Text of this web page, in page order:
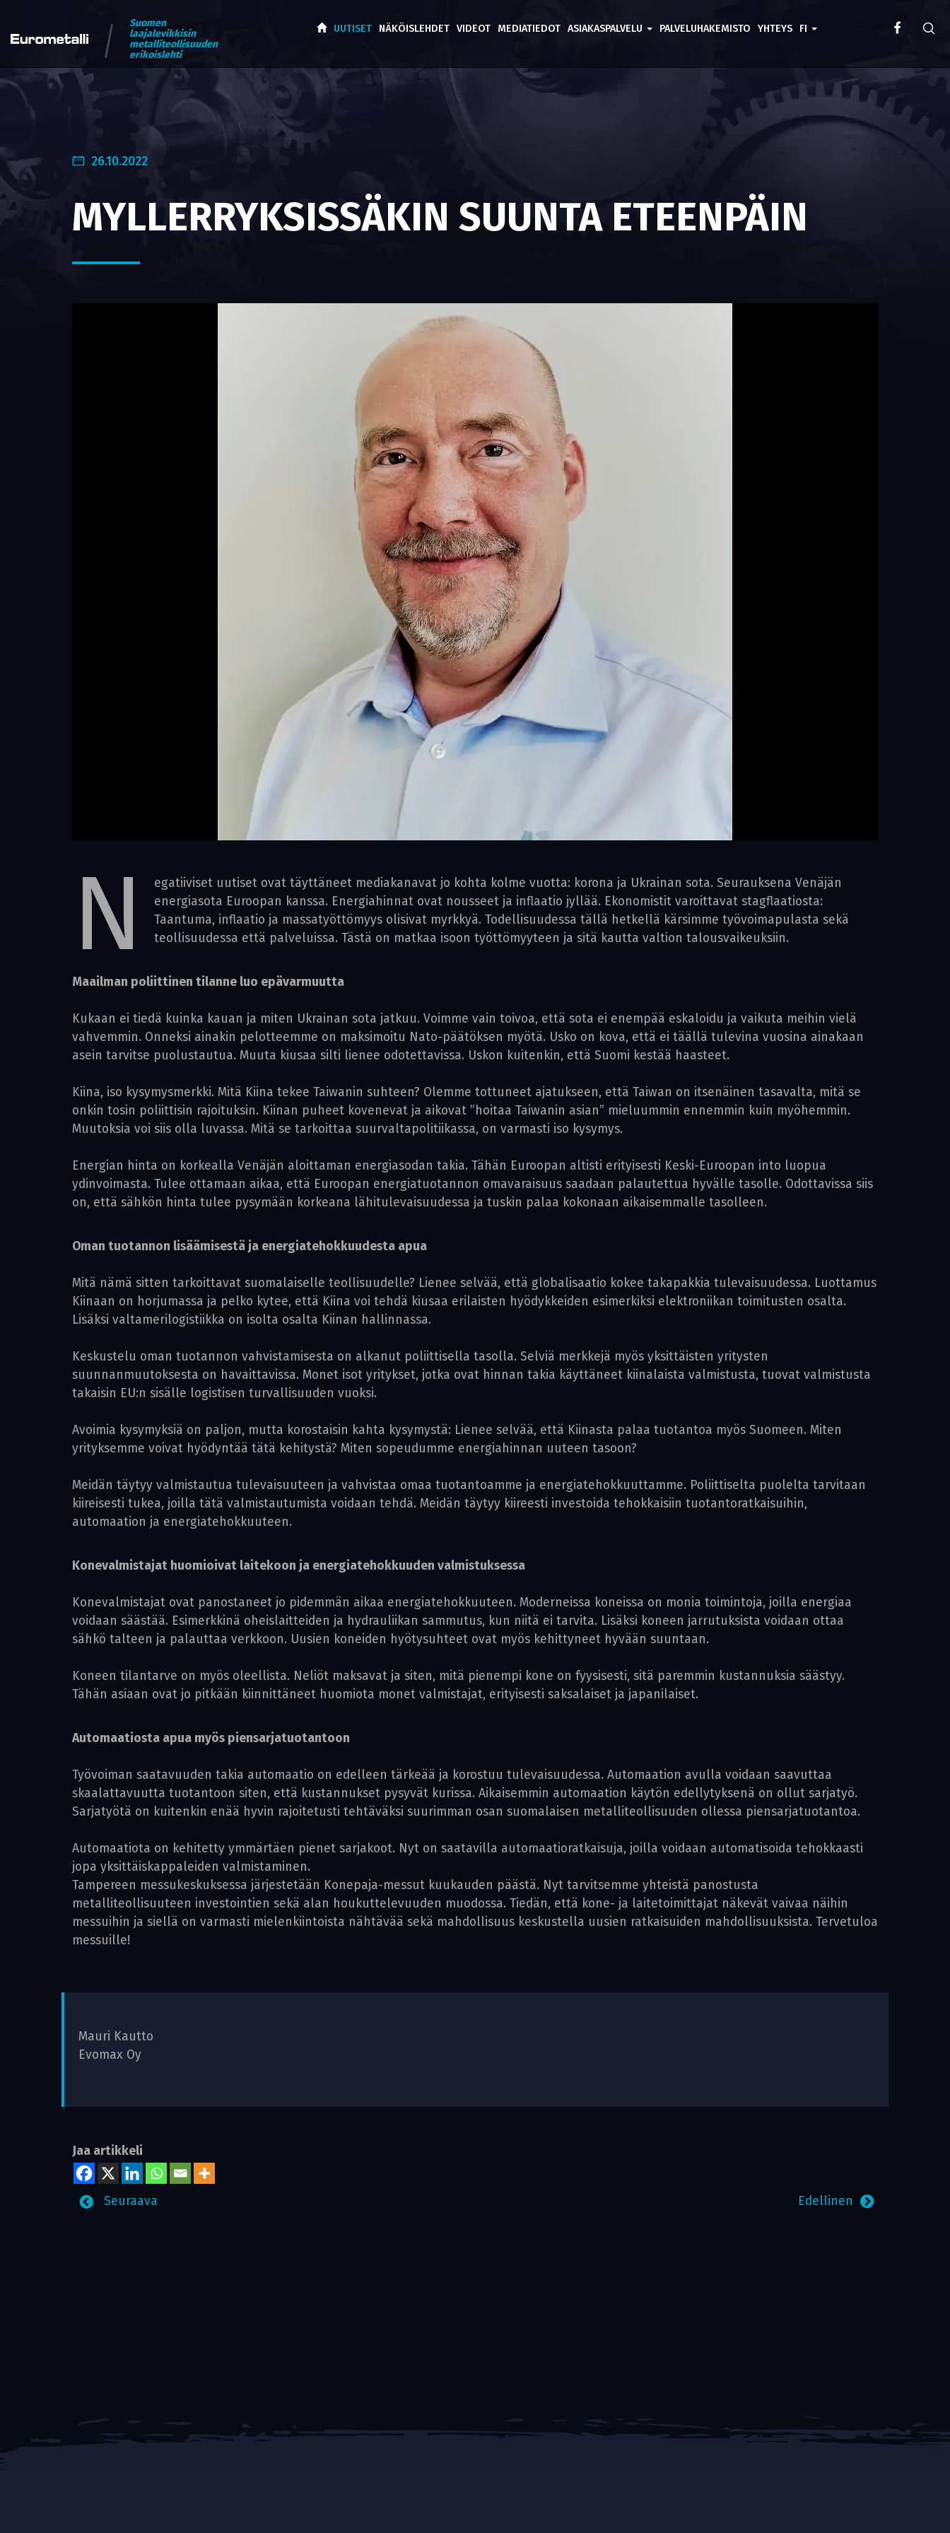
Suomen
laajalevikkisin
metalliteollisuuden
erikoislehti
UUTISET NÄKÖISLEHDET VIDEOT MEDIATIEDOT ASIAKASPALVELU PALVELUHAKEMISTO YHTEYS FI
26.10.2022
MYLLERRYKSISSÄKIN SUUNTA ETEENPÄIN
N
egatiiviset uutiset ovat täyttäneet mediakanavat jo kohta kolme vuotta: korona ja Ukrainan sota. Seurauksena Venäjän
energiasota Euroopan kanssa. Energiahinnat ovat nousseet ja inflaatio jyllää. Ekonomistit varoittavat stagflaatiosta:
Taantuma, inflaatio ja massatyöttömyys olisivat myrkkyä. Todellisuudessa tällä hetkellä kärsimme työvoimapulasta sekä
teollisuudessa että palveluissa. Tästä on matkaa isoon työttömyyteen ja sitä kautta valtion talousvaikeuksiin.
Maailman poliittinen tilanne luo epävarmuutta
Kukaan ei tiedä kuinka kauan ja miten Ukrainan sota jatkuu. Voimme vain toivoa, että sota ei enempää eskaloidu ja vaikuta meihin vielä
vahvemmin. Onneksi ainakin pelotteemme on maksimoitu Nato-päätöksen myötä. Usko on kova, että ei täällä tulevina vuosina ainakaan
asein tarvitse puolustautua. Muuta kiusaa silti lienee odotettavissa. Uskon kuitenkin, että Suomi kestää haasteet.
Kiina, iso kysymysmerkki. Mitä Kiina tekee Taiwanin suhteen? Olemme tottuneet ajatukseen, että Taiwan on itsenäinen tasavalta, mitä se
onkin tosin poliittisin rajoituksin. Kiinan puheet kovenevat ja aikovat ”hoitaa Taiwanin asian” mieluummin ennemmin kuin myöhemmin.
Muutoksia voi siis olla luvassa. Mitä se tarkoittaa suurvaltapolitiikassa, on varmasti iso kysymys.
Energian hinta on korkealla Venäjän aloittaman energiasodan takia. Tähän Euroopan altisti erityisesti Keski-Euroopan into luopua
ydinvoimasta. Tulee ottamaan aikaa, että Euroopan energiatuotannon omavaraisuus saadaan palautettua hyvälle tasolle. Odottavissa siis
on, että sähkön hinta tulee pysymään korkeana lähitulevaisuudessa ja tuskin palaa kokonaan aikaisemmalle tasolleen.
Oman tuotannon lisäämisestä ja energiatehokkuudesta apua
Mitä nämä sitten tarkoittavat suomalaiselle teollisuudelle? Lienee selvää, että globalisaatio kokee takapakkia tulevaisuudessa. Luottamus
Kiinaan on horjumassa ja pelko kytee, että Kiina voi tehdä kiusaa erilaisten hyödykkeiden esimerkiksi elektroniikan toimitusten osalta.
Lisäksi valtamerilogistiikka on isolta osalta Kiinan hallinnassa.
Keskustelu oman tuotannon vahvistamisesta on alkanut poliittisella tasolla. Selviä merkkejä myös yksittäisten yritysten
suunnanmuutoksesta on havaittavissa. Monet isot yritykset, jotka ovat hinnan takia käyttäneet kiinalaista valmistusta, tuovat valmistusta
takaisin EU:n sisälle logistisen turvallisuuden vuoksi.
Avoimia kysymyksiä on paljon, mutta korostaisin kahta kysymystä: Lienee selvää, että Kiinasta palaa tuotantoa myös Suomeen. Miten
yrityksemme voivat hyödyntää tätä kehitystä? Miten sopeudumme energiahinnan uuteen tasoon?
Meidän täytyy valmistautua tulevaisuuteen ja vahvistaa omaa tuotantoamme ja energiatehokkuuttamme. Poliittiselta puolelta tarvitaan
kiireisesti tukea, joilla tätä valmistautumista voidaan tehdä. Meidän täytyy kiireesti investoida tehokkaisiin tuotantoratkaisuihin,
automaation ja energia­tehokkuuteen.
Konevalmistajat huomioivat laitekoon ja energiatehokkuuden valmistuksessa
Konevalmistajat ovat panostaneet jo pidemmän aikaa energiatehokkuuteen. Moderneissa koneissa on monia toimintoja, joilla energiaa
voidaan säästää. Esimerkkinä oheislaitteiden ja hydrauliikan sammutus, kun niitä ei tarvita. Lisäksi koneen jarrutuksista voidaan ottaa
sähkö talteen ja palauttaa verkkoon. Uusien koneiden hyötysuhteet ovat myös kehittyneet hyvään suuntaan.
Koneen tilantarve on myös oleellista. Neliöt maksavat ja siten, mitä pienempi kone on fyysisesti, sitä paremmin kustannuksia säästyy.
Tähän asiaan ovat jo pitkään kiinnittäneet huomiota monet valmistajat, erityisesti saksalaiset ja japanilaiset.
Automaatiosta apua myös piensarjatuotantoon
Työvoiman saatavuuden takia automaatio on edelleen tärkeää ja korostuu tulevaisuudessa. Automaation avulla voidaan saavuttaa
skaalattavuutta tuotantoon siten, että kustannukset pysyvät kurissa. Aikaisemmin automaation käytön edellytyksenä on ollut sarjatyö.
Sarjatyötä on kuitenkin enää hyvin rajoitetusti tehtäväksi suurimman osan suomalaisen metalliteollisuuden ollessa piensarjatuotantoa.
Automaatiota on kehitetty ymmärtäen pienet sarjakoot. Nyt on saatavilla automaatioratkaisuja, joilla voidaan automatisoida tehokkaasti
jopa yksittäiskappaleiden valmista­minen.
Tampereen messukeskuksessa järjestetään Konepaja-­messut kuukauden päästä. Nyt tarvitsemme yhteistä panostusta
metalliteollisuuteen investointien sekä alan houkuttelevuuden muodossa. Tiedän, että kone- ja laitetoimittajat näkevät vaivaa näihin
messuihin ja siellä on varmasti mielenkiintoista nähtävää sekä mahdollisuus keskustella uusien ratkaisuiden mahdollisuuksista. Tervetuloa
messuille!
Mauri Kautto
Evomax Oy
Jaa artikkeli
Edellinen
Seuraava